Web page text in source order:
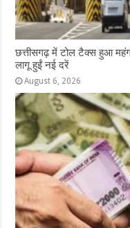
छत्तीसगढ़ में टोल टैक्स हुआ
लागू हुईं नई दरें
August 6, 2026